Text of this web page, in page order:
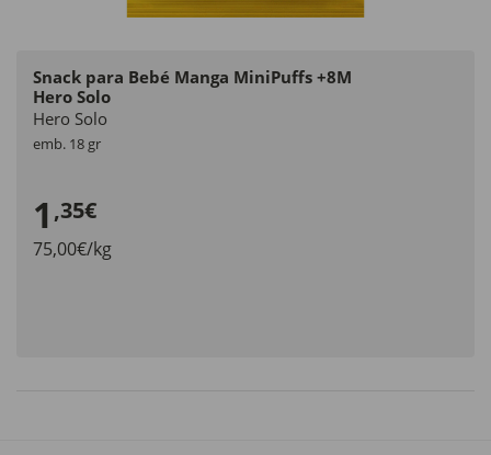
Snack para Bebé Manga MiniPuffs +8M
Hero Solo
Hero Solo
emb. 18 gr
1 ,35€
75,00€/kg